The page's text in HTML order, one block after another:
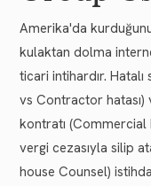
Amerika'da
kulaktan dolma
ticari intihardır. Hatalı
vs Contractor hatası)
kontratı (Commercial
vergi cezasıyla silip
house Counsel)